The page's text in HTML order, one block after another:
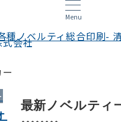
Menu
式会社
最新ノベルティ